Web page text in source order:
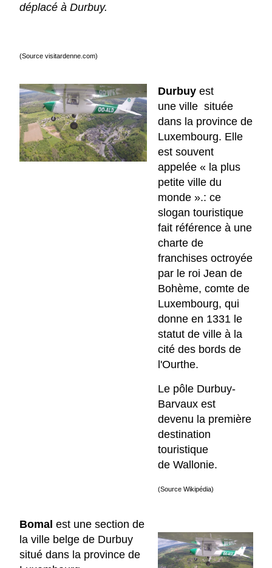
déplacé à Durbuy.
(Source visitardenne.com)
Durbuyest
une ville située
dans la province de
Luxembourg. Elle
est souvent
appelée « la plus
petite ville du
monde ».: ce
slogan touristique
fait référence à une
charte de
franchises octroyée
par le roi Jean de
Bohème, comte de
Luxembourg, qui
donne en 1331 le
statut de ville à la
cité des bords de
l'Ourthe.
Le pôle Durbuy-
Barvaux est
devenu la première
destination
touristique
de Wallonie.
(Source Wikipédia)
Bomal est une section de
la ville belge de Durbuy
situé dans la province de